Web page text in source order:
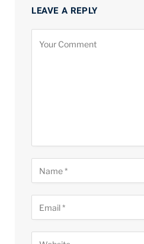
LEAVE A REPLY